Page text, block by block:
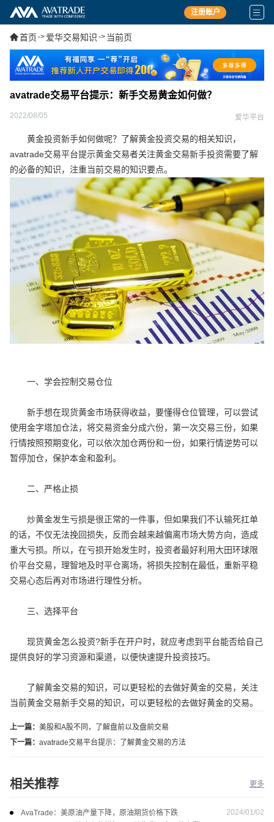
注册账户
首页 -> 爱华交易知识 -> 当前页
avatrade交易平台提示：新手交易黄金如何做？
2022/08/05 爱华平台
黄金投资新手如何做呢？了解黄金投资交易的相关知识，
avatrade交易平台提示黄金交易者关注黄金交易新手投资需要了解
的必备的知识，注重当前交易的知识要点。
一、学会控制交易仓位
新手想在现货黄金市场获得收益，要懂得仓位管理，可以尝试
使用金字塔加仓法，将交易资金分成六份，第一次交易三份，如果
行情按照预期变化，可以依次加仓两份和一份，如果行情逆势可以
暂停加仓，保护本金和盈利。
二、严格止损
炒黄金发生亏损是很正常的一件事，但如果我们不认输死扛单
的话，不仅无法挽回损失，反而会越来越偏离市场大势方向，造成
重大亏损。所以，在亏损开始发生时，投资者最好利用大田环球限
价平台交易，理智地及时平仓离场，将损失控制在最低，重新平稳
交易心态后再对市场进行理性分析。
三、选择平台
现货黄金怎么投资?新手在开户时，就应考虑到平台能否给自己
提供良好的学习资源和渠道，以便快速提升投资技巧。
了解黄金交易的知识，可以更轻松的去做好黄金的交易，关注
当前黄金交易新手交易的知识，可以更轻松的去做好黄金的交易。
上一篇： 美股和A股不同，了解盘前以及盘前交易
下一篇： avatrade交易平台提示：了解黄金交易的方法
相关推荐 更多
AvaTrade：美原油产量下降，原油期货价格下跌
2024/01/02